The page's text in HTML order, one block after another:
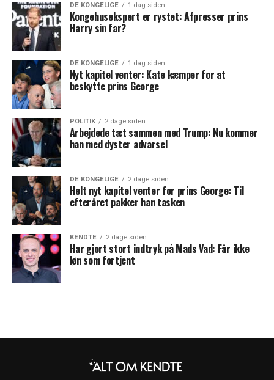
DE KONGELIGE 1 dag siden
Kongehusekspert er rystet: Afpresser prins
Harry sin far?
DE KONGELIGE 1 dag siden
Nyt kapitel venter: Kate kæmper for at
beskytte prins George
POLITIK 2 dage siden
Arbejdede tæt sammen med Trump: Nu kommer
han med dyster advarsel
DE KONGELIGE 2 dage siden
Helt nyt kapitel venter for prins George: Til
efteråret pakker han tasken
KENDTE 2 dage siden
Har gjort stort indtryk på Mads Vad: Får ikke
løn som fortjent